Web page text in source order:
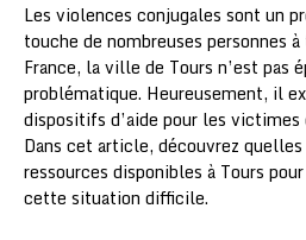
Les violences conjugales sont un
touche de nombreuses personnes
France, la ville de Tours n’est pas
problématique. Heureusement, il
dispositifs d’aide pour les
Dans cet article, découvrez
ressources disponibles à Tours
cette situation difficile.